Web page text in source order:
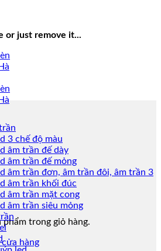
or just remove it...
phẩm trong giỏ hàng.
hàng
3 chế độ màu
âm trần đế dày
âm trần đế mỏng
âm trần đơn, âm trần đôi, âm trần 3
âm trần khối đúc
âm trần mặt cong
âm trần siêu mỏng